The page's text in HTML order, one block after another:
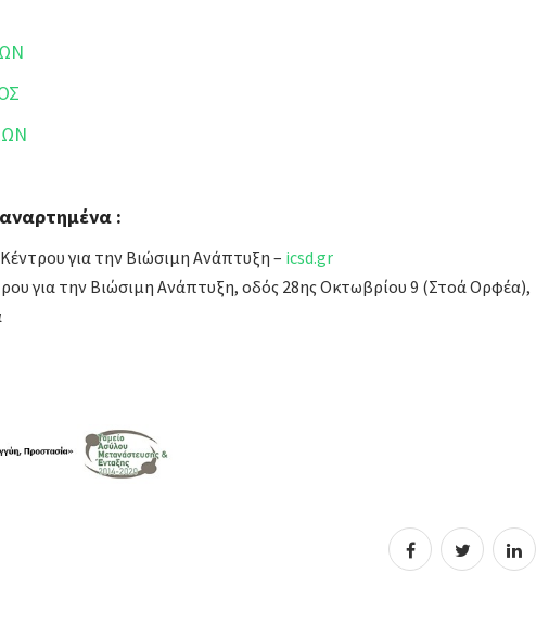
:
για την Βιώσιμη Ανάπτυξη – icsd.gr
για την Βιώσιμη Ανάπτυξη, οδός 28ης Οκτωβρίου 9 (Στοά Ορφέα),